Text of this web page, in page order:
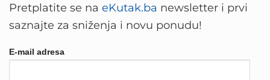
Pretplatite se na eKutak.ba newsletter i prvi
saznajte za sniženja i novu ponudu!
E-mail adresa